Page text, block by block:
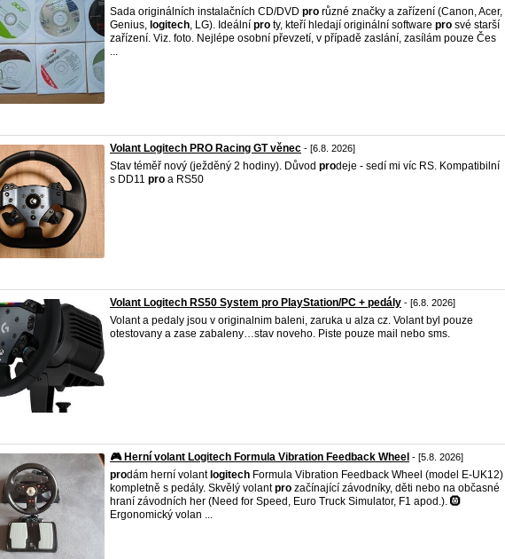
Sada originálních instalačních CD/DVD pro různé značky a zařízení (Canon, Acer,
Genius, logitech, LG). Ideální pro ty, kteří hledají originální software pro své starší
zařízení. Viz. foto. Nejlépe osobní převzetí, v případě zaslání, zasílám pouze Čes
...
Volant Logitech PRO Racing GT věnec - [6.8. 2026]
Stav téměř nový (ježděný 2 hodiny). Důvod prodeje - sedí mi víc RS. Kompatibilní
s DD11 pro a RS50
Volant Logitech RS50 System pro PlayStation/PC + pedály - [6.8. 2026]
Volant a pedaly jsou v originalnim baleni, zaruka u alza cz. Volant byl pouze
otestovany a zase zabaleny…stav noveho. Piste pouze mail nebo sms.
🎮 Herní volant Logitech Formula Vibration Feedback Wheel - [5.8. 2026]
prodám herní volant logitech Formula Vibration Feedback Wheel (model E-UK12)
kompletně s pedály. Skvělý volantpro začínající závodníky, děti nebo na občasné
hraní závodních her (Need for Speed, Euro Truck Simulator, F1 apod.). 🛞
Ergonomický volan ...